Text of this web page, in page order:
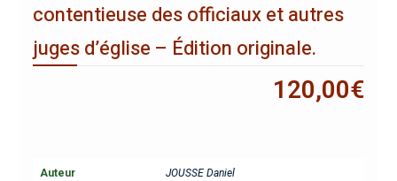
contentieuse des officiaux et autres
juges d’église – Édition originale.
120,00€
Auteur JOUSSE Daniel